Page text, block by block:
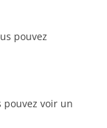
pouvez
voir un